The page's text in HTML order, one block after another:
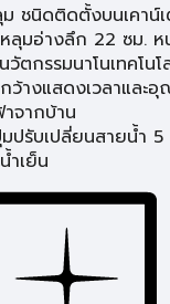
ชนิดติดตั้งบนเคาน์
ลุมอ่างลึก 22 ซม. ห
ตกรรมนาโนเทคโนโ
างแสดงเวลาและ
จากบ้าน
รับเปลี่ยนสายน้ำ 5
ำเย็น